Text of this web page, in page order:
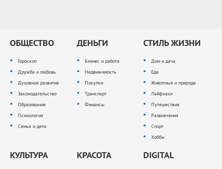
ОБЩЕСТВО
Гороскоп
Дружба и любовь
Духовное развитие
Законодательство
Образование
Психология
Семья и дети
ДЕНЬГИ
Бизнес и работа
Недвижимость
Покупки
Транспорт
Финансы
СТИЛЬ ЖИЗНИ
Дом и дача
Еда
Животные и природа
Лайфхаки
Путешествия
Развлечения
Спорт
Хобби
КУЛЬТУРА КРАСОТА DIGITAL